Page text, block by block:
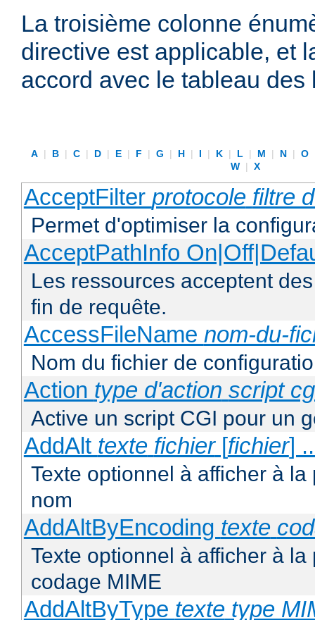
La troisième colonne
directive est applicable, et
accord avec le tableau
A | B | C | D | E | F | G | H | I | K | L | M | N | O
W | X
AcceptFilter protocole filtre
Permet d'optimiser la
AcceptPathInfo
Les ressources acceptent
fin de requête.
AccessFileName nom-du-
Nom du fichier de
Action type d'action script
Active un script CGI pour un
AddAlt texte fichier[fichier]
Texte optionnel à afficher à
nom
AddAltByEncoding texte
Texte optionnel à afficher à
codage MIME
AddAltByType texte type